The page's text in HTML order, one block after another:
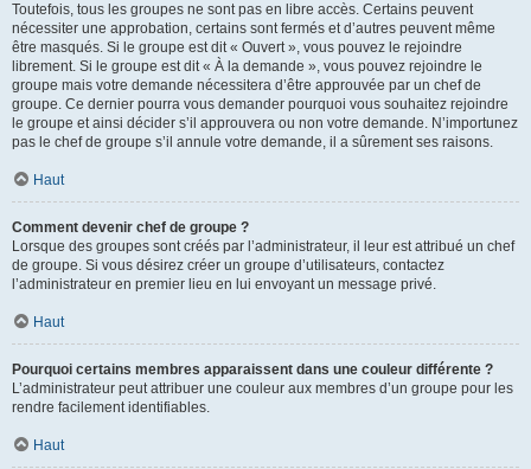
Toutefois, tous les groupes ne sont pas en libre accès. Certains peuvent
nécessiter une approbation, certains sont fermés et d’autres peuvent même
être masqués. Si le groupe est dit « Ouvert », vous pouvez le rejoindre
librement. Si le groupe est dit « À la demande », vous pouvez rejoindre le
groupe mais votre demande nécessitera d’être approuvée par un chef de
groupe. Ce dernier pourra vous demander pourquoi vous souhaitez rejoindre
le groupe et ainsi décider s’il approuvera ou non votre demande. N’importunez
pas le chef de groupe s’il annule votre demande, il a sûrement ses raisons.
Haut
Comment devenir chef de groupe ?
Lorsque des groupes sont créés par l’administrateur, il leur est attribué un chef
de groupe. Si vous désirez créer un groupe d’utilisateurs, contactez
l’administrateur en premier lieu en lui envoyant un message privé.
Haut
Pourquoi certains membres apparaissent dans une couleur différente ?
L’administrateur peut attribuer une couleur aux membres d’un groupe pour les
rendre facilement identifiables.
Haut